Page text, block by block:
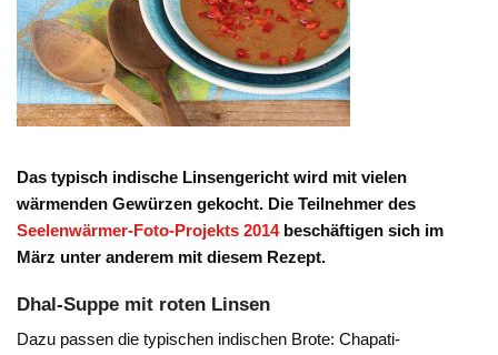
Das typisch indische Linsengericht wird mit vielen
wärmenden Gewürzen gekocht. Die Teilnehmer des
Seelenwärmer-Foto-Projekts 2014beschäftigen sich im
März unter anderem mit diesem Rezept.
Dhal-Suppe mit roten Linsen
Dazu passen die typischen indischen Brote: Chapati-